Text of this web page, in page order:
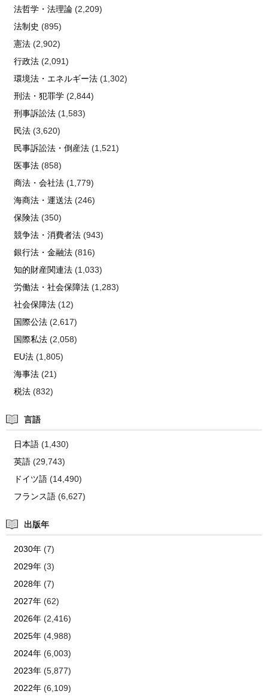
法哲学・法理論(2,209)
法制史 (895)
憲法(2,902)
行政法(2,091)
環境法・エネルギー法(1,302)
刑法・犯罪学(2,844)
刑事訴訟法(1,583)
民法(3,620)
民事訴訟法・倒産法(1,521)
医事法(858)
商法・会社法(1,779)
海商法・運送法(246)
保険法(350)
競争法・消費者法(943)
銀行法・金融法(816)
知的財産関連法(1,033)
労働法・社会保障法(1,283)
社会保障法(12)
国際公法(2,617)
国際私法(2,058)
EU法(1,805)
海事法(21)
税法(832)
言語
日本語(1,430)
英語(29,743)
ドイツ語(14,490)
フランス語(6,627)
出版年
2030年(7)
2029年(3)
2028年(7)
2027年(62)
2026年(2,416)
2025年(4,988)
2024年(6,003)
2023年(5,877)
2022年(6,109)